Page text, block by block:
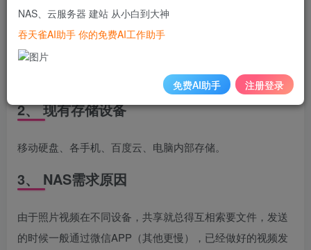
各位朋友，本人烹羊宰牛，信息化行业，对硬件、软件略知
一二。家中笔记本2台、台式机1台、手机3部、电视2台、微
单1台，NAS搭建的初衷主要用于记录家人生活，同时应对
有孩子以后照片和视频巨量增加所带来的管理与使用问题。
2、 现有存储设备
移动硬盘、各手机、百度云、电脑内部存储。
3、 NAS需求原因
由于照片视频在不同设备，共享就总得互相索要文件，发送
的时候一般通过微信APP（其他更慢），已经做好的视频发
NAS、云服务器 建站 从小白到大神
吞天雀AI助手 你的免费AI工作助手
免费AI助手 注册登录